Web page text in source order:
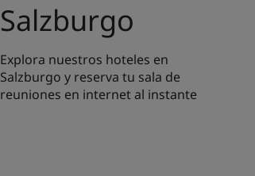
Salzburgo
Explora nuestros hoteles en
Salzburgo y reserva tu sala de
reuniones en internet al instante